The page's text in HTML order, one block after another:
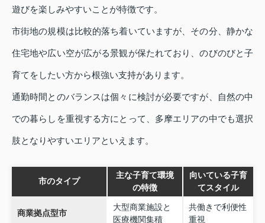
遊びを楽しみやすいことが特徴です。
市街地の規模は比較的落ち着いていますが、その分、静かな
住宅地や広い空が広がる景観が保たれており、のびのびと子
育てをしたい方から根強い支持があります。
通勤時間とのバランスは個々に検討が必要ですが、自然の中
での暮らしを重視する方にとって、多摩エリアの中でも選択
肢となりやすいエリアといえます。
市のタイプ
主な子育て環境
の特徴
向いている子育
てスタイル
商業拠点型市
大型商業施設と
医療機関集積
共働きで利便性
重視